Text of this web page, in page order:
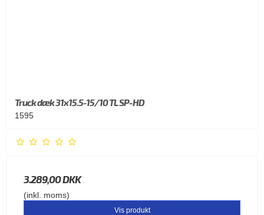
Truck dæk 31x15.5-15/10 TL SP-HD
1595
3.289,00 DKK
(inkl. moms)
Vis produkt